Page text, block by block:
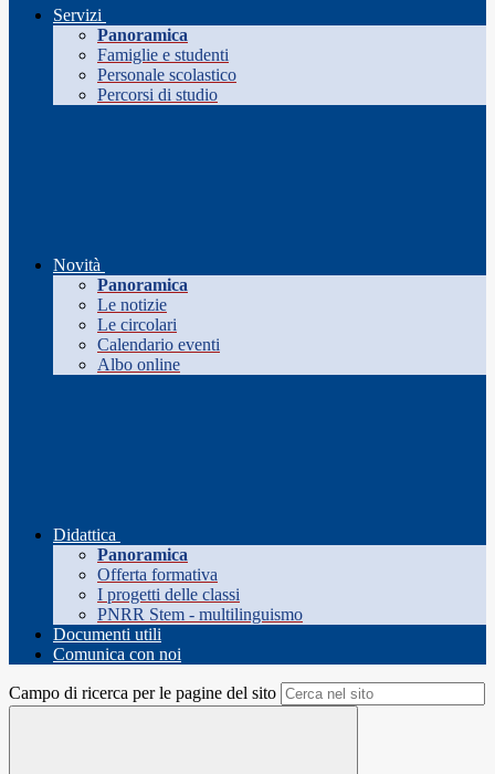
Servizi
Panoramica
Famiglie e studenti
Personale scolastico
Percorsi di studio
Novità
Panoramica
Le notizie
Le circolari
Calendario eventi
Albo online
Didattica
Panoramica
Offerta formativa
I progetti delle classi
PNRR Stem - multilinguismo
Documenti utili
Comunica con noi
Campo di ricerca per le pagine del sito